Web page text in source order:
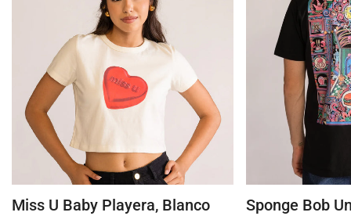
Miss U Baby Playera, Blanco
Sponge Bob